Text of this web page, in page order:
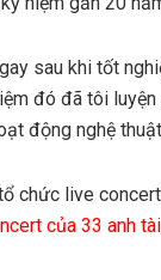
sau khi tốt
đó đã tôi
động nghệ
chức live
của 33 anh tài